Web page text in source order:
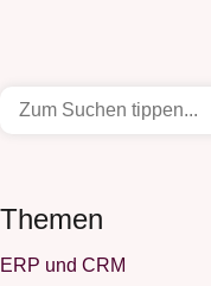
Themen
ERP und CRM